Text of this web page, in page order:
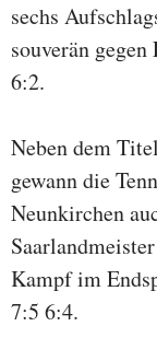
sechs
souverän
6:2.
Neben dem
gewann die
Neunkirchen
Kampf im
7:5 6:4.